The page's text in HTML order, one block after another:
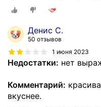
Денис С.
50 отзывов
1 июня 2023
Недостатки: нет
Комментарий:
вкуснее.